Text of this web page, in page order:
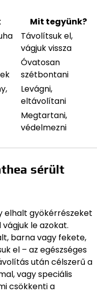
Mit tegyünk?
Távolítsuk el,
vágjuk vissza
Óvatosan
szétbontani
Levágni,
eltávolítani
Megtartani,
védelmezni
sérült
elhalt gyökérrészeket
le azokat.
barna vagy fekete,
el – az egészséges
után célszerű a
vagy speciális
csökkenti a